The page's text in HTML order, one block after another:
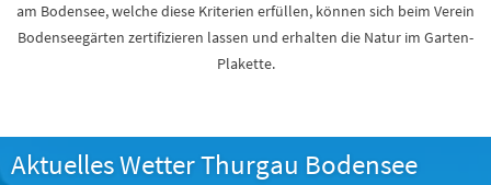
am Bodensee, welche diese Kriterien erfüllen, können sich beim Verein
Bodenseegärten zertifizieren lassen und erhalten die Natur im Garten-
Plakette.
Aktuelles Wetter Thurgau Bodensee